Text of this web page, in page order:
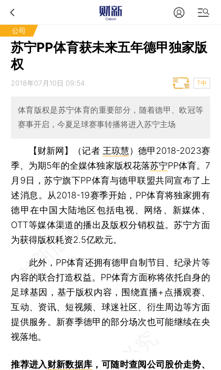
公司
苏宁PP体育获未来五年德甲独家版
权
2018年07月10日 09:54 T中
体育版权是苏宁体育的重要部分，随着德甲、欧冠等
赛事开启，今夏足球赛事转播将进入苏宁主场
【财新网】（记者 王琼慧） 德甲2018-2023赛
季、为期5年的全媒体独家版权花落苏宁PP体育。7
月9日，苏宁旗下PP体育与德甲联盟共同宣布了上
述消息。从2018-19赛季开始，PP体育将独家拥有
德甲在中国大陆地区包括电视、网络、新媒体、
OTT等媒体渠道的播出及版权分销权益。苏宁方面
为获得版权耗资2.5亿欧元。
此外，PP体育还拥有德甲自制节目、纪录片等
内容的联合打造权益。PP体育方面称将依托自身的
足球基因，基于版权内容，围绕直播+点播观赛、
互动、资讯、短视频、球迷社区、衍生周边等方面
提供服务。新赛季德甲的部分场次也可能继续在央
视落地。
推荐进入财新数据库 ，可随时查阅公司股价走势、